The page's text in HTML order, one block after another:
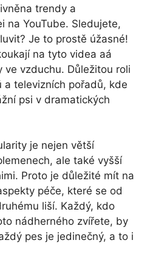
trendy a
na YouTube. Sledujete,
Je to prostě úžasné!
na tyto videa aá
ve vzduchu. Důležitou roli
a televizních pořadů, kde
psi v dramatických
je nejen větší
ale také vyšší
Proto je důležité mít na
péče, které se od
liší. Každý, kdo
nádherného zvířete, by
pes je jedinečný, a to i